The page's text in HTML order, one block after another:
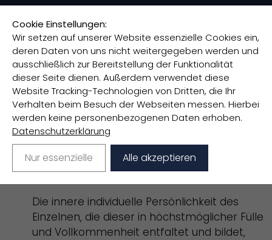
GRUNDGEDANKEN
Die Humboldt-Gesellschaft möchte im Geiste
von Wilhelm und Alexander von Humboldt:
Die persönlichen Kräfte des Individuums zur
Entfaltung bringen und das Selbstwertgefühl
stärken und festigen.
Die innere individuelle Persönlichkeit des
Einzelnen, die dieser in höchstmöglicher Fülle
und Vollkommenheit entfaltet und bildet,
Cookie Einstellungen:
Wir setzen auf unserer Website essenzielle Cookies ein,
deren Daten von uns nicht weitergegeben werden und
ausschließlich zur Bereitstellung der Funktionalität
dieser Seite dienen. Außerdem verwendet diese
Website Tracking-Technologien von Dritten, die Ihr
Verhalten beim Besuch der Webseiten messen. Hierbei
werden keine personenbezogenen Daten erhoben.
Datenschutzerklärung
Nur essenzielle Alle akzeptieren